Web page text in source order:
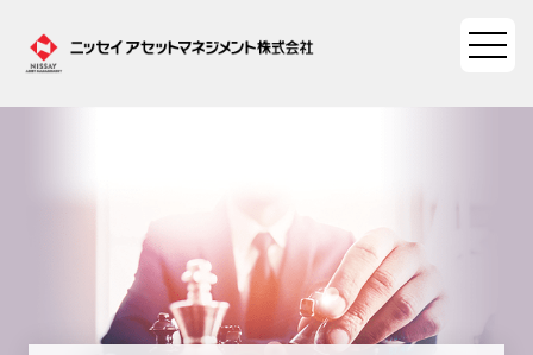
ファンド情報TOP
基準価額一覧
ファンド検索
マーケット情報
マーケット情報TOP
資産形成ポータル